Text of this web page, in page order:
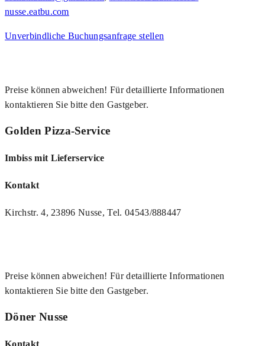
nusse.eatbu.com
Unverbindliche Buchungsanfrage stellen
Preise können abweichen! Für detaillierte Informationen
kontaktieren Sie bitte den Gastgeber.
Golden Pizza-Service
Imbiss mit Lieferservice
Kontakt
Kirchstr. 4, 23896 Nusse, Tel. 04543/888447
Preise können abweichen! Für detaillierte Informationen
kontaktieren Sie bitte den Gastgeber.
Döner Nusse